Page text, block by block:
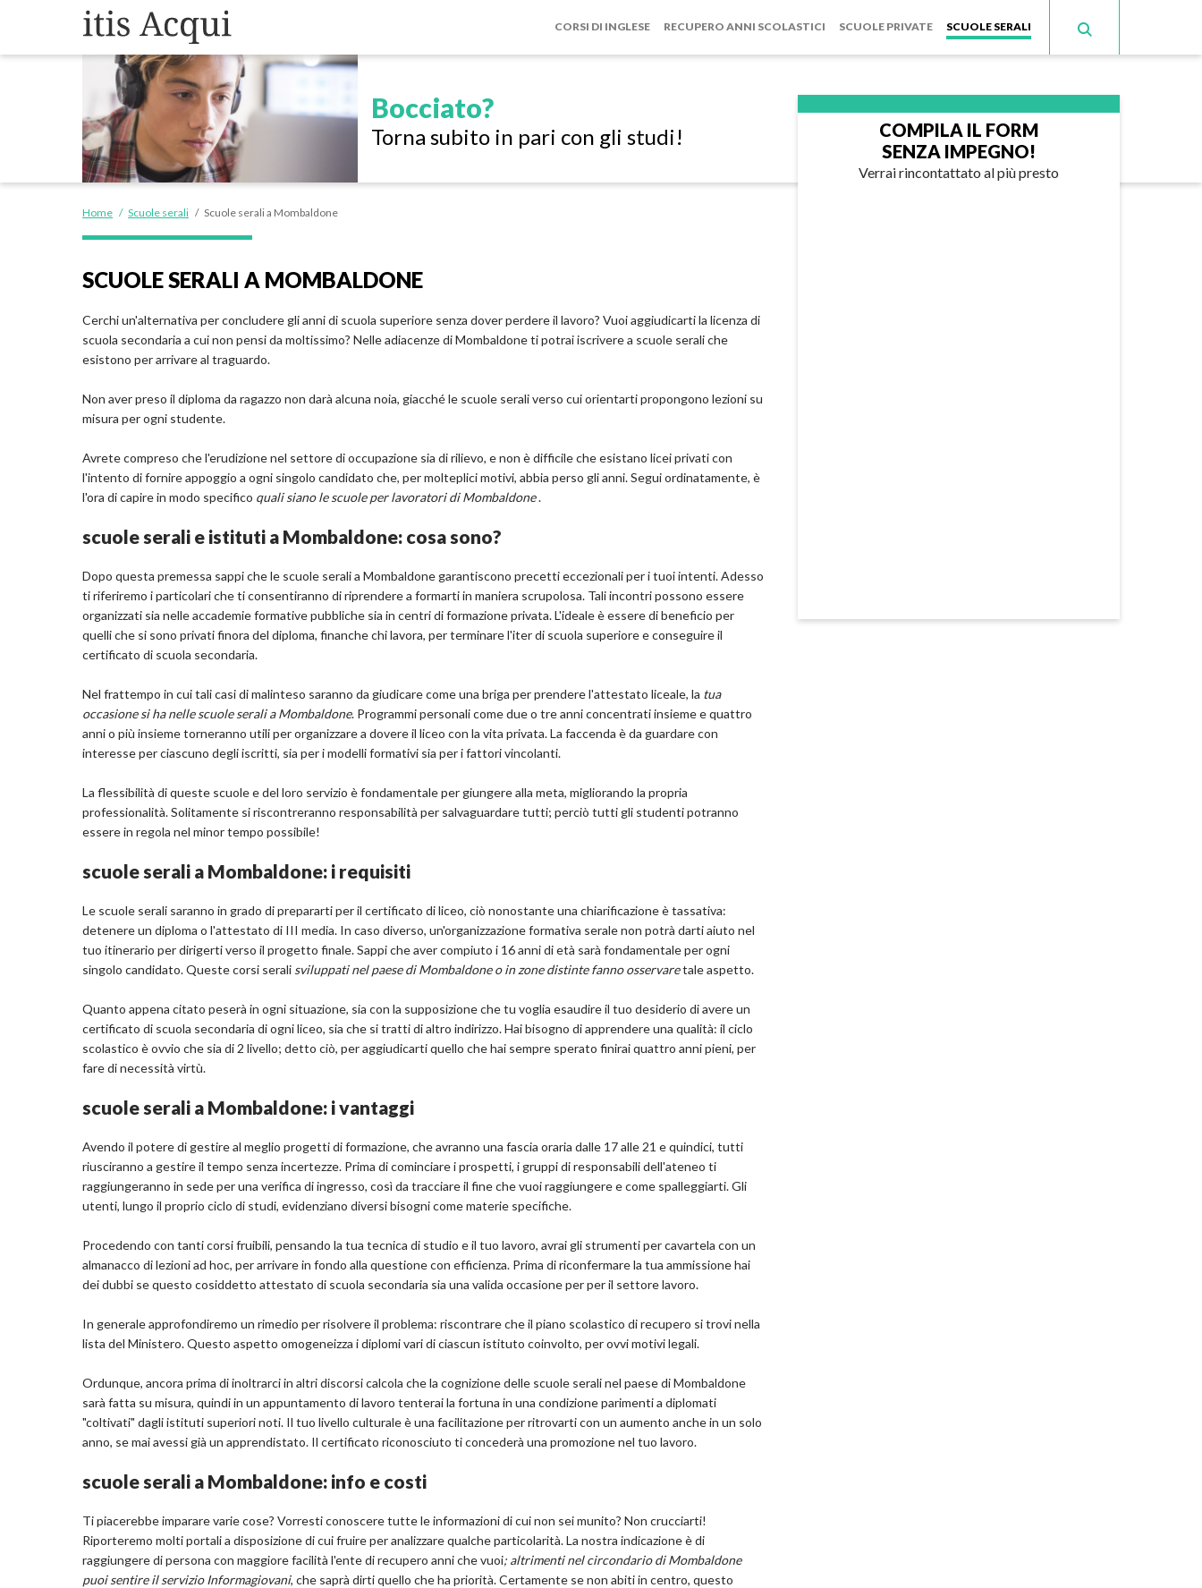
CORSI DI INGLESE RECUPERO ANNI SCOLASTICI SCUOLE PRIVATE SCUOLE SERALI
Bocciato?
Torna subito in pari con gli studi!
Home / Scuole serali / Scuole serali a Mombaldone
SCUOLE SERALI A MOMBALDONE
Cerchi un'alternativa per concludere gli anni di scuola superiore senza dover perdere il lavoro? Vuoi aggiudicarti la licenza di
scuola secondaria a cui non pensi da moltissimo? Nelle adiacenze di Mombaldone ti potrai iscrivere a scuole serali che
esistono per arrivare al traguardo.
Non aver preso il diploma da ragazzo non darà alcuna noia, giacché le scuole serali verso cui orientarti propongono lezioni su
misura per ogni studente.
Avrete compreso che l'erudizione nel settore di occupazione sia di rilievo, e non è difficile che esistano licei privati con
l'intento di fornire appoggio a ogni singolo candidato che, per molteplici motivi, abbia perso gli anni. Segui ordinatamente, è
l'ora di capire in modo specifico quali siano le scuole per lavoratori di Mombaldone.
scuole serali e istituti a Mombaldone: cosa sono?
Dopo questa premessa sappi che le scuole serali a Mombaldone garantiscono precetti eccezionali per i tuoi intenti. Adesso
ti riferiremo i particolari che ti consentiranno di riprendere a formarti in maniera scrupolosa. Tali incontri possono essere
organizzati sia nelle accademie formative pubbliche sia in centri di formazione privata. L'ideale è essere di beneficio per
quelli che si sono privati finora del diploma, finanche chi lavora, per terminare l'iter di scuola superiore e conseguire il
certificato di scuola secondaria.
Nel frattempo in cui tali casi di malinteso saranno da giudicare come una briga per prendere l'attestato liceale, la tua
occasione si ha nelle scuole serali a Mombaldone. Programmi personali come due o tre anni concentrati insieme e quattro
anni o più insieme torneranno utili per organizzare a dovere il liceo con la vita privata. La faccenda è da guardare con
interesse per ciascuno degli iscritti, sia per i modelli formativi sia per i fattori vincolanti.
La flessibilità di queste scuole e del loro servizio è fondamentale per giungere alla meta, migliorando la propria
professionalità. Solitamente si riscontreranno responsabilità per salvaguardare tutti; perciò tutti gli studenti potranno
essere in regola nel minor tempo possibile!
scuole serali a Mombaldone: i requisiti
Le scuole serali saranno in grado di prepararti per il certificato di liceo, ciò nonostante una chiarificazione è tassativa:
detenere un diploma o l'attestato di III media. In caso diverso, un'organizzazione formativa serale non potrà darti aiuto nel
tuo itinerario per dirigerti verso il progetto finale. Sappi che aver compiuto i 16 anni di età sarà fondamentale per ogni
singolo candidato. Queste corsi serali sviluppati nel paese di Mombaldone o in zone distinte fanno osservaretale aspetto.
Quanto appena citato peserà in ogni situazione, sia con la supposizione che tu voglia esaudire il tuo desiderio di avere un
certificato di scuola secondaria di ogni liceo, sia che si tratti di altro indirizzo. Hai bisogno di apprendere una qualità: il ciclo
scolastico è ovvio che sia di 2 livello; detto ciò, per aggiudicarti quello che hai sempre sperato finirai quattro anni pieni, per
fare di necessità virtù.
scuole serali a Mombaldone: i vantaggi
Avendo il potere di gestire al meglio progetti di formazione, che avranno una fascia oraria dalle 17 alle 21 e quindici, tutti
riusciranno a gestire il tempo senza incertezze. Prima di cominciare i prospetti, i gruppi di responsabili dell'ateneo ti
raggiungeranno in sede per una verifica di ingresso, così da tracciare il fine che vuoi raggiungere e come spalleggiarti. Gli
utenti, lungo il proprio ciclo di studi, evidenziano diversi bisogni come materie specifiche.
Procedendo con tanti corsi fruibili, pensando la tua tecnica di studio e il tuo lavoro, avrai gli strumenti per cavartela con un
almanacco di lezioni ad hoc, per arrivare in fondo alla questione con efficienza. Prima di riconfermare la tua ammissione hai
dei dubbi se questo cosiddetto attestato di scuola secondaria sia una valida occasione per per il settore lavoro.
In generale approfondiremo un rimedio per risolvere il problema: riscontrare che il piano scolastico di recupero si trovi nella
lista del Ministero. Questo aspetto omogeneizza i diplomi vari di ciascun istituto coinvolto, per ovvi motivi legali.
Ordunque, ancora prima di inoltrarci in altri discorsi calcola che la cognizione delle scuole serali nel paese di Mombaldone
sarà fatta su misura, quindi in un appuntamento di lavoro tenterai la fortuna in una condizione parimenti a diplomati
"coltivati" dagli istituti superiori noti. Il tuo livello culturale è una facilitazione per ritrovarti con un aumento anche in un solo
anno, se mai avessi già un apprendistato. Il certificato riconosciuto ti concederà una promozione nel tuo lavoro.
scuole serali a Mombaldone: info e costi
Ti piacerebbe imparare varie cose? Vorresti conoscere tutte le informazioni di cui non sei munito? Non crucciarti!
Riporteremo molti portali a disposizione di cui fruire per analizzare qualche particolarità. La nostra indicazione è di
raggiungere di persona con maggiore facilità l'ente di recupero anni che vuoi; altrimenti nel circondario di Mombaldone
puoi sentire il servizio Informagiovani, che saprà dirti quello che ha priorità. Certamente se non abiti in centro, questo
COMPILA IL FORM
SENZA IMPEGNO!
Verrai rincontattato al più presto